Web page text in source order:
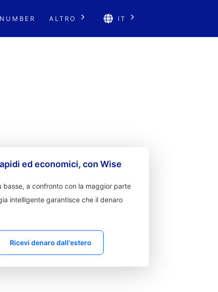
ALTRO IT
ed economici, con Wise
basse, a confronto con la maggior parte
intelligente garantisce che il denaro
Ricevi denaro dall'estero